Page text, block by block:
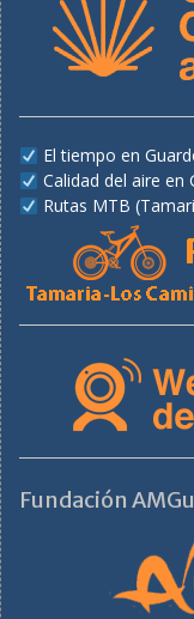
El tiempo en
Calidad del aire en
Rutas MTB
Fundación AMGu